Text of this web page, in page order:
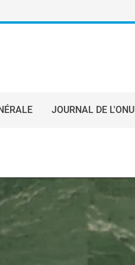
JOURNAL DE L'ONU